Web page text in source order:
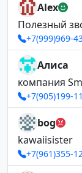
Alex
Полезный
+7(999)969-
Алиса
компания
+7(905)199-
bog
kawaiisister
+7(961)355-